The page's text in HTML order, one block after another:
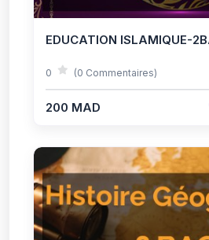
EDUCATION ISLAMIQUE-
0 (0 Commentaires)
200 MAD